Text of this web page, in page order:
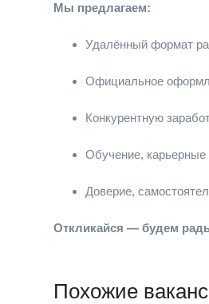
Мы предлагаем:
Удалённый формат
Официальное
Конкурентную
Обучение, карьерные
Доверие,
Откликайся — будем
Похожие